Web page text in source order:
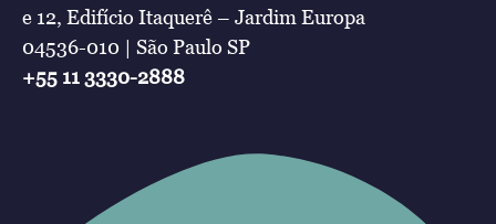
e 12, Edifício Itaquerê – Jardim Europa
04536-010 | São Paulo SP
+55 11 3330-2888